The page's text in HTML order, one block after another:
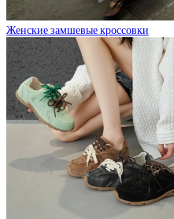
Женские замшевые кроссовки